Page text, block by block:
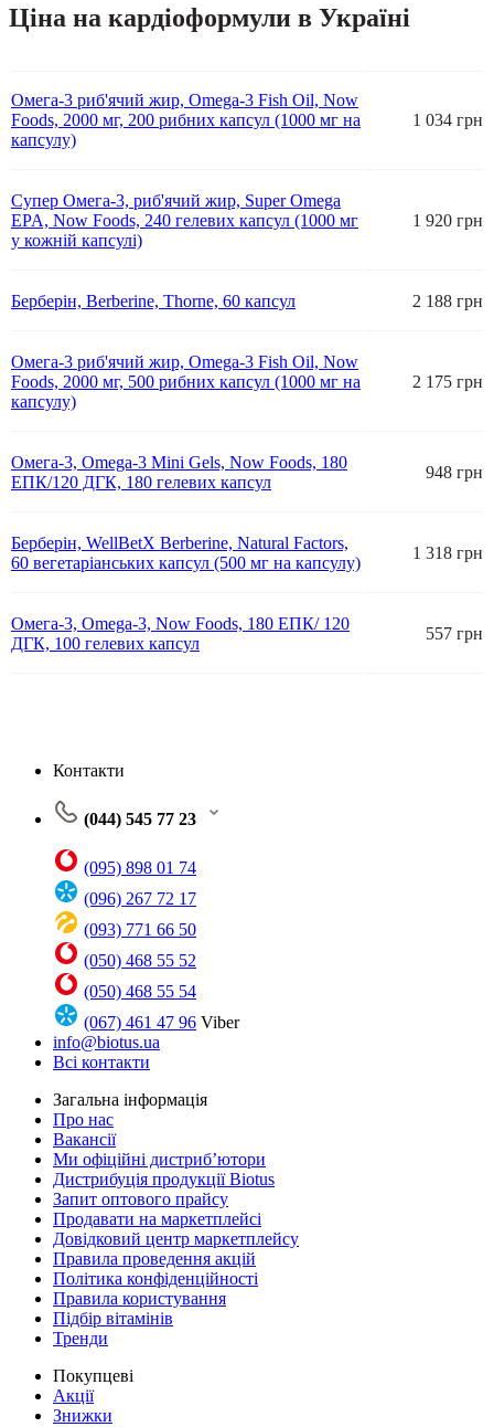
Ціна на кардіоформули в Україні
Омега-3 риб'ячий жир, Omega-3 Fish Oil, Now
Foods, 2000 мг, 200 рибних капсул (1000 мг на
капсулу)
1 034 грн
Супер Омега-3, риб'ячий жир, Super Omega
EPA, Now Foods, 240 гелевих капсул (1000 мг
у кожній капсулі)
1 920 грн
Берберін, Berberine, Thorne, 60 капсул 2 188 грн
Омега-3 риб'ячий жир, Omega-3 Fish Oil, Now
Foods, 2000 мг, 500 рибних капсул (1000 мг на
капсулу)
2 175 грн
Омега-3, Omega-3 Mini Gels, Now Foods, 180
ЕПК/120 ДГК, 180 гелевих капсул
948 грн
Берберін, WellBetX Berberine, Natural Factors,
60 вегетаріанських капсул (500 мг на капсулу)
1 318 грн
Омега-3, Omega-3, Now Foods, 180 ЕПК/ 120
ДГК, 100 гелевих капсул
557 грн
Контакти
(044) 545 77 23
(095) 898 01 74
(096) 267 72 17
(093) 771 66 50
(050) 468 55 52
(050) 468 55 54
(067) 461 47 96 Viber
info@biotus.ua
Всі контакти
Загальна інформація
Про нас
Вакансії
Ми офіційні дистриб’ютори
Дистрибуція продукції Biotus
Запит оптового прайсу
Продавати на маркетплейсі
Довідковий центр маркетплейсу
Правила проведення акцій
Політика конфіденційності
Правила користування
Підбір вітамінів
Тренди
Покупцеві
Акції
Знижки